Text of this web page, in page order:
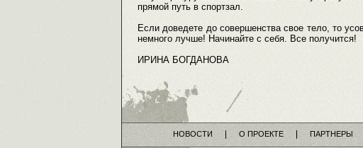
прямой путь в спортзал.
Если доведете до совершенства свое тело, то
немного лучше! Начинайте с себя. Все получится!
ИРИНА БОГДАНОВА
НОВОСТИ О ПРОЕКТЕ ПАРТНЕРЫ